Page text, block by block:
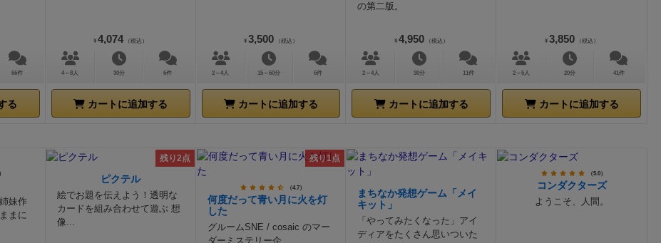
66件
る
¥ 4,074 （税込）
4～8人 30分 6件
カートに追加する
¥ 3,500 （税込）
2～4人 15～60分 6件
カートに追加する
の第二版。
¥ 4,950 （税込）
2～4人 30分 11件
カートに追加する
¥ 3,850 （税込）
2～5人 20分 41件
カートに追加する
妹作
まに
残り2点
ピクテル
絵でお題を伝えよう！透明な
カードを組み合わせて遊ぶ 想
像...
残り1点
（4.7）
何度だって青い月に火を灯
した
グルームSNE / cosaic のマー
ダーミステリー企...
まちなか発想ゲーム「メイ
キット」
「やってみたくなった」アイ
ディアをたくさん思いついた
（5.0）
コンダクターズ
ようこそ、人間。